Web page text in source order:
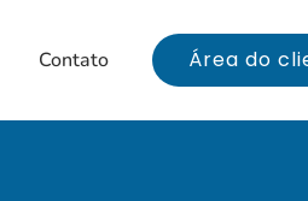
Contato Área do